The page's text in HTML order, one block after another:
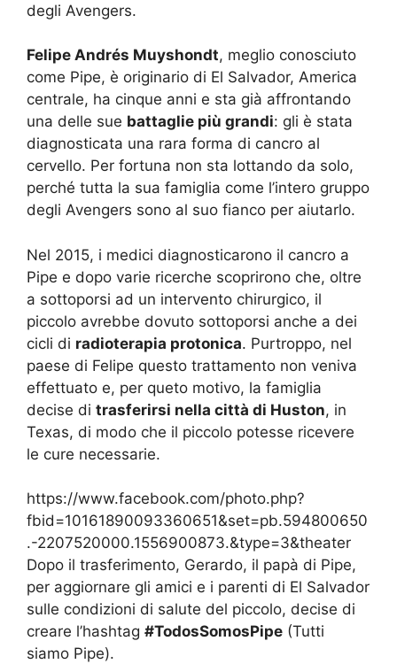
degli Avengers.
Felipe Andrés Muyshondt, meglio conosciuto
come Pipe, è originario di El Salvador, America
centrale, ha cinque anni e sta già affrontando
una delle sue battaglie più grandi: gli è stata
diagnosticata una rara forma di cancro al
cervello. Per fortuna non sta lottando da solo,
perché tutta la sua famiglia come l’intero gruppo
degli Avengers sono al suo fianco per aiutarlo.
Nel 2015, i medici diagnosticarono il cancro a
Pipe e dopo varie ricerche scoprirono che, oltre
a sottoporsi ad un intervento chirurgico, il
piccolo avrebbe dovuto sottoporsi anche a dei
cicli di radioterapia protonica. Purtroppo, nel
paese di Felipe questo trattamento non veniva
effettuato e, per queto motivo, la famiglia
decise di trasferirsi nella città di Huston, in
Texas, di modo che il piccolo potesse ricevere
le cure necessarie.
https://www.facebook.com/photo.php?
fbid=10161890093360651&set=pb.594800650
.-2207520000.1556900873.&type=3&theater
Dopo il trasferimento, Gerardo, il papà di Pipe,
per aggiornare gli amici e i parenti di El Salvador
sulle condizioni di salute del piccolo, decise di
creare l’hashtag #TodosSomosPipe (Tutti
siamo Pipe).